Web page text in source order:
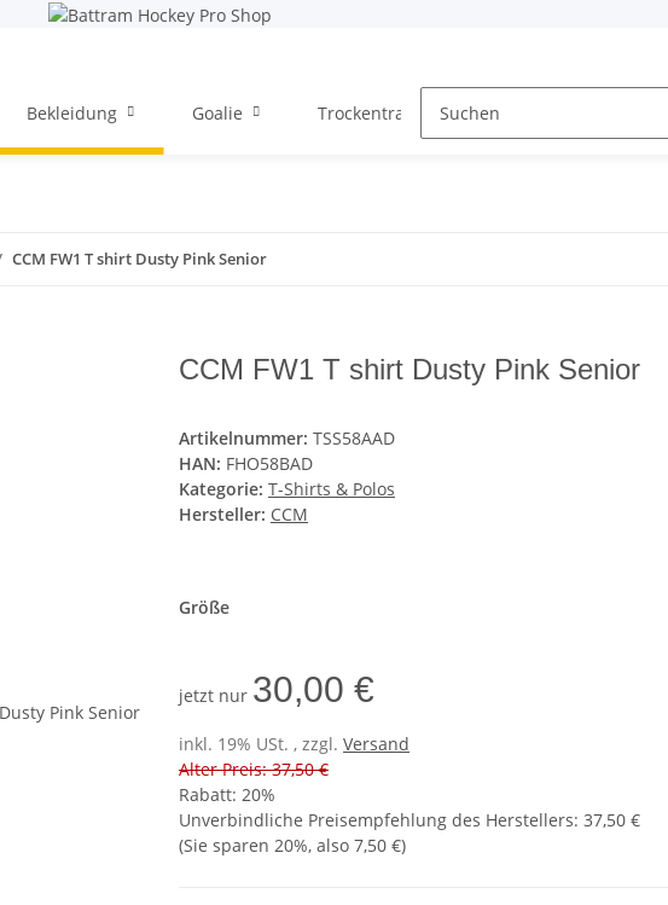
Bekleidung Goalie Trockentraining
CCM FW1 T shirt Dusty Pink Senior
CCM FW1 T shirt Dusty Pink Senior
Artikelnummer: TSS58AAD
HAN: FHO58BAD
Kategorie: T-Shirts & Polos
Hersteller: CCM
Größe
jetzt nur 30,00 €
inkl. 19% USt. , zzgl. Versand
Alter Preis: 37,50 €
Rabatt: 20%
Unverbindliche Preisempfehlung des Herstellers: 37,50 €
(Sie sparen 20%, also 7,50 €)